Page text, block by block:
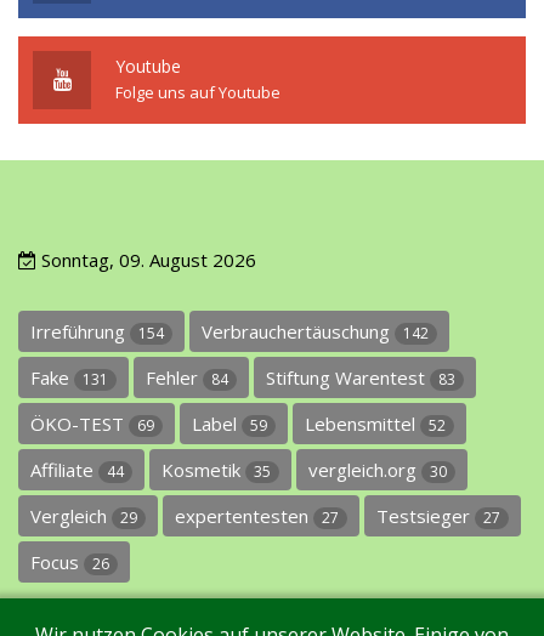
Youtube
Folge uns auf Youtube
Sonntag, 09. August 2026
Irreführung 154 Verbrauchertäuschung 142
Fake 131 Fehler 84 Stiftung Warentest 83
ÖKO-TEST 69 Label 59 Lebensmittel 52
Affiliate 44 Kosmetik 35 vergleich.org 30
Vergleich 29 expertentesten 27 Testsieger 27
Focus 26